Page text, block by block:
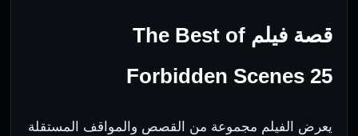
قصة فيلم The Best of
Forbidden Scenes 25
يعرض الفيلم مجموعة من القصص والمواقف المستقلة